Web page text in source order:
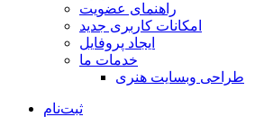
راهنمای عضویت
امکانات کاربری جدید
ایجاد پروفایل
خدمات ما
طراحی وبسایت هنری
ثبت‌نام